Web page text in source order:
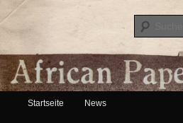
African Paper
Hauptmenü
Zum Inhalt wechseln
Zum sekundären Inhalt wechseln
Startseite News